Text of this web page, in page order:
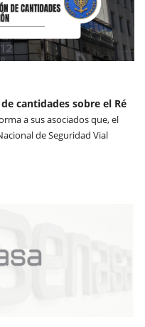
cantidades sobre el Ré
a sus asociados que, el
de Seguridad Vial